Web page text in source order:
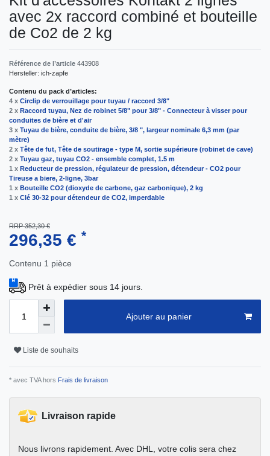
avec 2x raccord combiné et bouteille
de Co2 de 2 kg
Référence de l’article 443908
Hersteller: ich-zapfe
Contenu du pack d’articles:
4 x Circlip de verrouillage pour tuyau / raccord 3/8"
2 x Raccord tuyau, Nez de robinet 5/8" pour 3/8" - Connecteur à visser pour
conduites de bière et d'air
3 x Tuyau de bière, conduite de bière, 3/8 ", largeur nominale 6,3 mm (par
mètre)
2 x Tête de fut, Tête de soutirage - type M, sortie supérieure (robinet de cave)
2 x Tuyau gaz, tuyau CO2 - ensemble complet, 1.5 m
1 x Reducteur de pression, régulateur de pression, détendeur - CO2 pour
Tireuse a biere, 2-ligne, 3bar
1 x Bouteille CO2 (dioxyde de carbone, gaz carbonique), 2 kg
1 x Clé 30-32 pour détendeur de CO2, imperdable
RRP 352,30 €
296,35 € *
Contenu 1 pièce
Prêt à expédier sous 14 jours.
Ajouter au panier
Liste de souhaits
* avec TVA hors Frais de livraison
Livraison rapide
Nous livrons rapidement. Avec DHL, votre colis sera chez